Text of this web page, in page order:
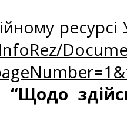
ресурсі
“Щодо